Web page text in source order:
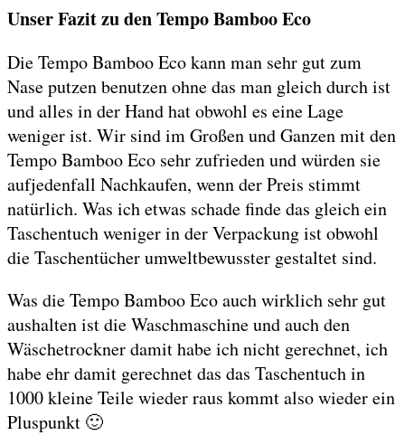
Unser Fazit zu den Tempo Bamboo Eco
Die Tempo Bamboo Eco kann man sehr gut zum
Nase putzen benutzen ohne das man gleich durch ist
und alles in der Hand hat obwohl es eine Lage
weniger ist. Wir sind im Großen und Ganzen mit den
Tempo Bamboo Eco sehr zufrieden und würden sie
aufjedenfall Nachkaufen, wenn der Preis stimmt
natürlich. Was ich etwas schade finde das gleich ein
Taschentuch weniger in der Verpackung ist obwohl
die Taschentücher umweltbewusster gestaltet sind.
Was die Tempo Bamboo Eco auch wirklich sehr gut
aushalten ist die Waschmaschine und auch den
Wäschetrockner damit habe ich nicht gerechnet, ich
habe ehr damit gerechnet das das Taschentuch in
1000 kleine Teile wieder raus kommt also wieder ein
Pluspunkt 🙂